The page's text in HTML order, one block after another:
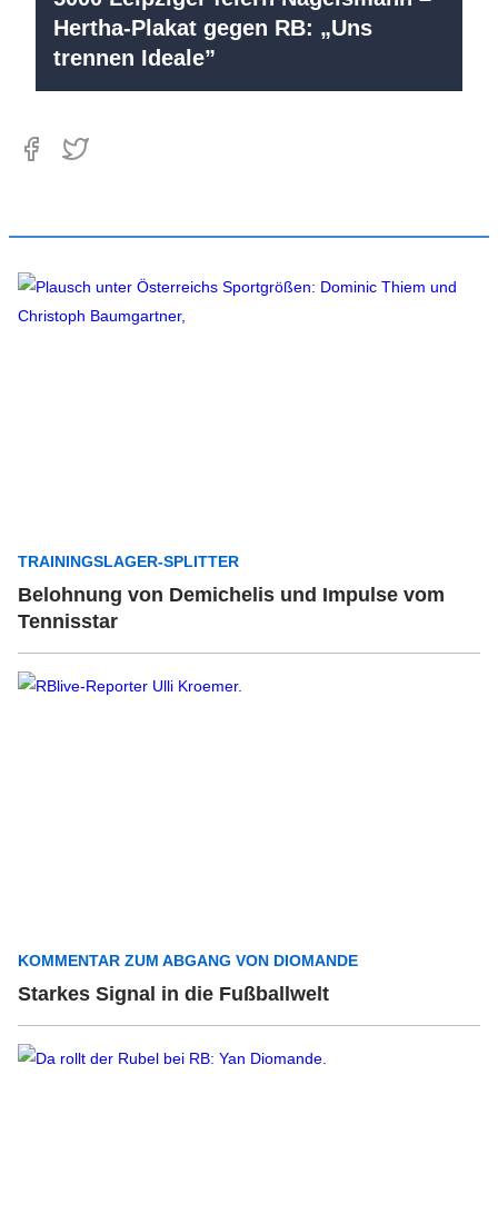
Hertha-Plakat gegen RB: „Uns
trennen Ideale”
TRAININGSLAGER-SPLITTER
Belohnung von Demichelis und Impulse vom
Tennisstar
KOMMENTAR ZUM ABGANG VON DIOMANDE
Starkes Signal in die Fußballwelt